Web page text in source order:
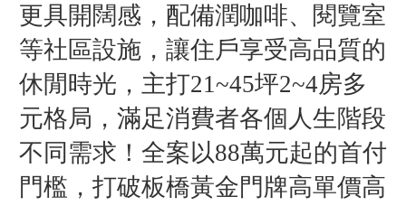
更具開闊感，配備潤咖啡、閱覽室
等社區設施，讓住戶享受高品質的
休閒時光，主打21~45坪2~4房多
元格局，滿足消費者各個人生階段
不同需求！全案以88萬元起的首付
門檻，打破板橋黃金門牌高單價高